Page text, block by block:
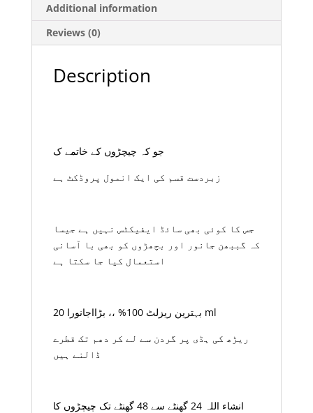
Additional information
Reviews (0)
Description
جو کہ چیچڑوں کے خاتمے ک
زبردست قسم کی ایک انمول پروڈکٹ ہے
جس کا کوئی بھی سائڈ ایفیکٹس نہیں ہے جیسا
کہ گببھن جانور اور بچھڑوں کو بھی با آسانی
استعمال کیا جا سکتا ہے
بہترین ریزلٹ 100% ،، بڑااجانورا 20 ml
ریڑھ کی ہڈی پر گردن سے لے کر دھم تک قطرے
ڈالنے ہیں
انشاء اللہ 24 گھنٹے سے 48 گھنٹے تک چیچڑوں کا